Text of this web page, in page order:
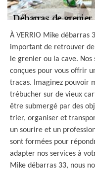
À VERRIO Mike débarras
important de retrouver de
le grenier ou la cave.
conçues pour vous offrir
tracas. Imaginez pouvoir
trébucher sur de vieux
être submergé par des
trier, organiser et
un sourire et un
sont formées pour
adapter nos services à
Mike débarras 33, nous